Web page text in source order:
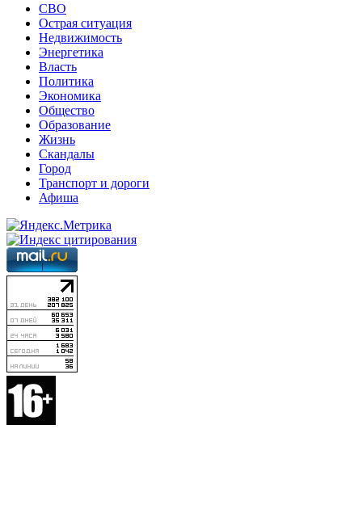
СВО
Острая ситуация
Недвижимость
Энергетика
Власть
Политика
Экономика
Общество
Образование
Жизнь
Скандалы
Город
Транспорт и дороги
Афиша